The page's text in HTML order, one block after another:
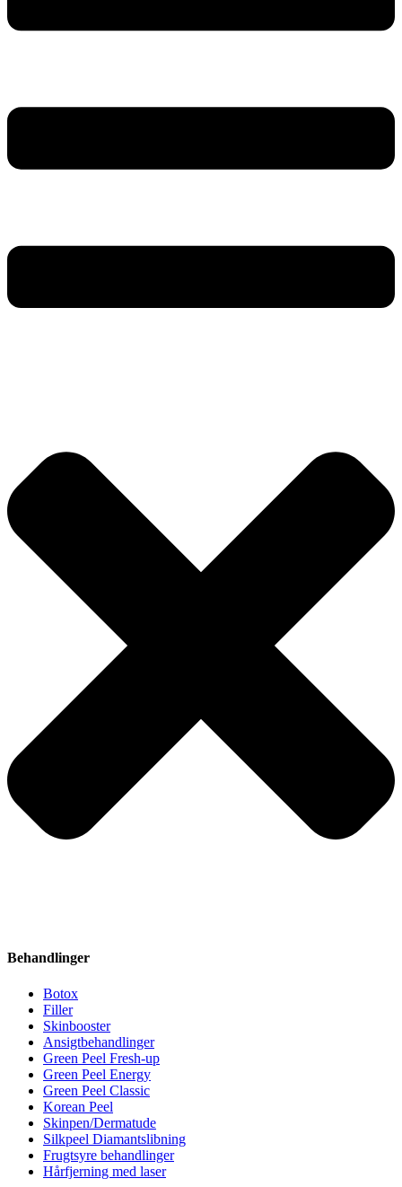
Behandlinger
Botox
Filler
Skinbooster
Ansigtbehandlinger
Green Peel Fresh-up
Green Peel Energy
Green Peel Classic
Korean Peel
Skinpen/Dermatude
Silkpeel Diamantslibning
Frugtsyre behandlinger
Hårfjerning med laser